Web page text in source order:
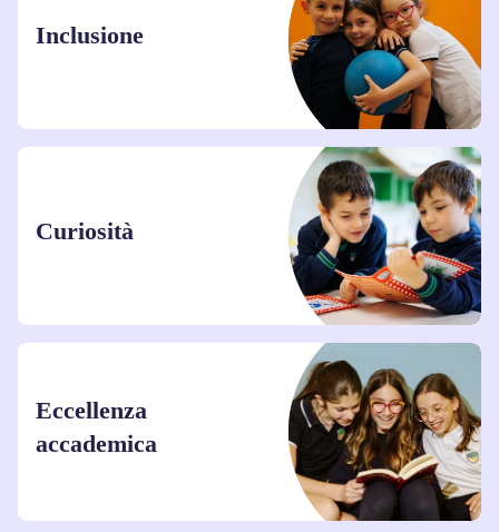
Inclusione
Curiosità
Eccellenza
accademica